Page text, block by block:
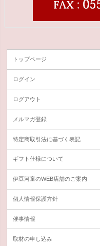
トップページ
ログイン
ログアウト
メルマガ登録
特定商取引法に基づく表記
ギフト仕様について
伊豆河童のWEB店舗のご案内
個人情報保護方針
催事情報
取材の申し込み